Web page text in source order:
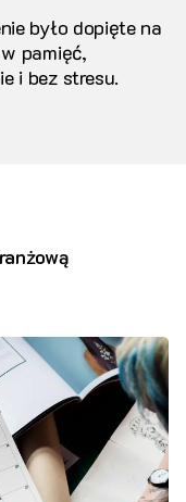
było dopięte na
pamięć,
i bez stresu.